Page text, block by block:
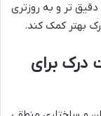
تر و به روزتری
بهتر کمک کند.
درک برای